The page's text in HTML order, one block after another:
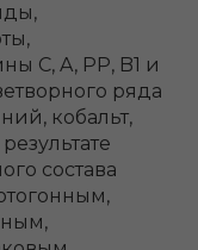
C, A, PP, B1 и
ряда
кобальт,
состава